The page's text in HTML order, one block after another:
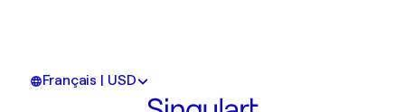
Français | USD